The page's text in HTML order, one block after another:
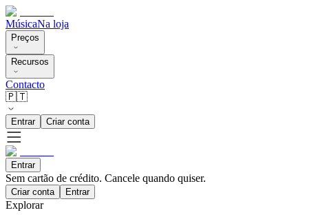
MúsicaNa loja
Preços
Recursos
Contacto
🇵🇹
Entrar Criar conta
Entrar
Sem cartão de crédito. Cancele quando quiser.
Criar conta Entrar
Explorar